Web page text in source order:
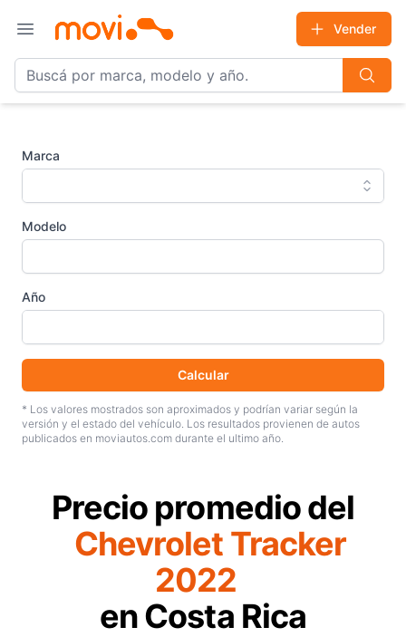
Open main menu
Vender
Marca
Modelo
Año
Calcular
* Los valores mostrados son aproximados y podrían variar según la
versión y el estado del vehículo. Los resultados provienen de autos
publicados en moviautos.com durante el ultimo año.
Precio promedio del
Chevrolet Tracker
2022
en Costa Rica